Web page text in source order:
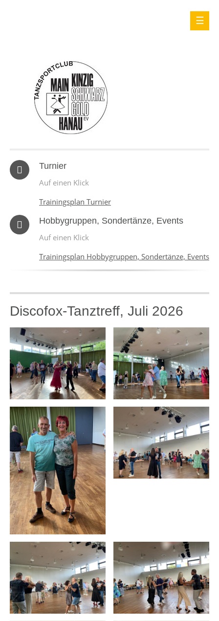
Turnier
Auf einen Klick
Trainingsplan Turnier
Hobbygruppen, Sondertänze, Events
Auf einen Klick
Trainingsplan Hobbygruppen, Sondertänze, Events
Discofox-Tanztreff, Juli 2026